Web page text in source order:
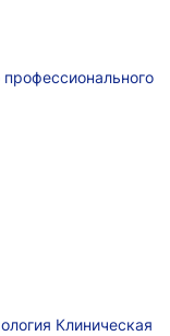
Клиническая